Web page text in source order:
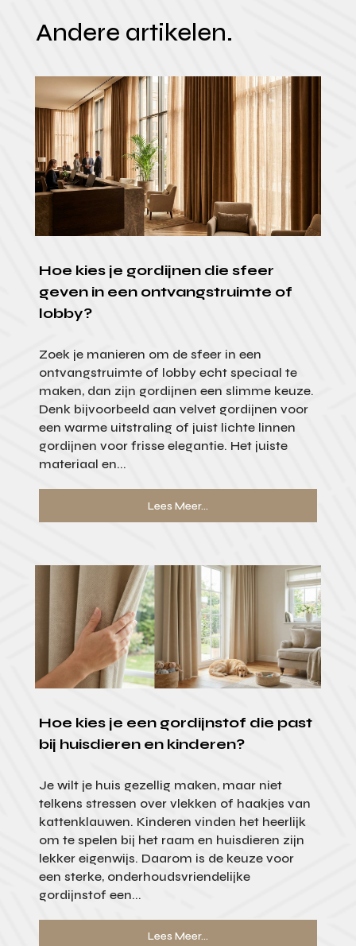
Andere artikelen.
Hoe kies je gordijnen die sfeer
geven in een ontvangstruimte of
lobby?
Zoek je manieren om de sfeer in een
ontvangstruimte of lobby echt speciaal te
maken, dan zijn gordijnen een slimme keuze.
Denk bijvoorbeeld aan velvet gordijnen voor
een warme uitstraling of juist lichte linnen
gordijnen voor frisse elegantie. Het juiste
materiaal en...
Lees Meer...
Hoe kies je een gordijnstof die past
bij huisdieren en kinderen?
Je wilt je huis gezellig maken, maar niet
telkens stressen over vlekken of haakjes van
kattenklauwen. Kinderen vinden het heerlijk
om te spelen bij het raam en huisdieren zijn
lekker eigenwijs. Daarom is de keuze voor
een sterke, onderhoudsvriendelijke
gordijnstof een...
Lees Meer...